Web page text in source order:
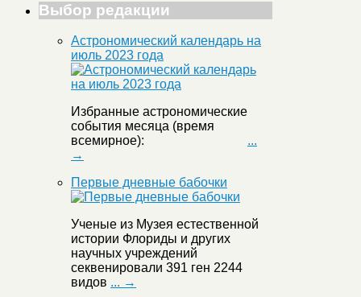
Выбор редакции
Астрономический календарь на
июль 2023 года
Избранные астрономические
события месяца (время
всемирное): ...
→
Первые дневные бабочки
Ученые из Музея естественной
истории Флориды и других
научных учреждений
секвенировали 391 ген 2244
видов ... →